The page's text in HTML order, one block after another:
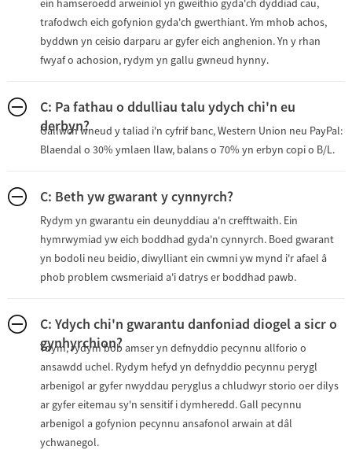
ein hamseroedd arweiniol yn gweithio gyda'ch dyddiad cau,
trafodwch eich gofynion gyda'ch gwerthiant. Ym mhob achos,
byddwn yn ceisio darparu ar gyfer eich anghenion. Yn y rhan
fwyaf o achosion, rydym yn gallu gwneud hynny.
C: Pa fathau o ddulliau talu ydych chi'n eu
derbyn?
Gallwch wneud y taliad i'n cyfrif banc, Western Union neu PayPal:
Blaendal o 30% ymlaen llaw, balans o 70% yn erbyn copi o B/L.
C: Beth yw gwarant y cynnyrch?
Rydym yn gwarantu ein deunyddiau a'n crefftwaith. Ein
hymrwymiad yw eich boddhad gyda'n cynnyrch. Boed gwarant
yn bodoli neu beidio, diwylliant ein cwmni yw mynd i'r afael â
phob problem cwsmeriaid a'i datrys er boddhad pawb.
C: Ydych chi'n gwarantu danfoniad diogel a sicr o
gynhyrchion?
Ydym, rydym bob amser yn defnyddio pecynnu allforio o
ansawdd uchel. Rydym hefyd yn defnyddio pecynnu perygl
arbenigol ar gyfer nwyddau peryglus a chludwyr storio oer dilys
ar gyfer eitemau sy'n sensitif i dymheredd. Gall pecynnu
arbenigol a gofynion pecynnu ansafonol arwain at dâl
ychwanegol.